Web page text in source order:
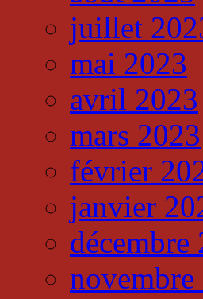
juillet
mai 2023
avril 2023
mars 2023
février
janvier
décembre
novembre